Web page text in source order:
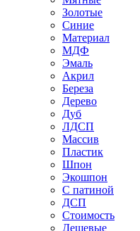
Золотые
Синие
Материал
МДФ
Эмаль
Акрил
Береза
Дерево
Дуб
ЛДСП
Массив
Пластик
Шпон
Экошпон
С патиной
ДСП
Стоимость
Дешевые